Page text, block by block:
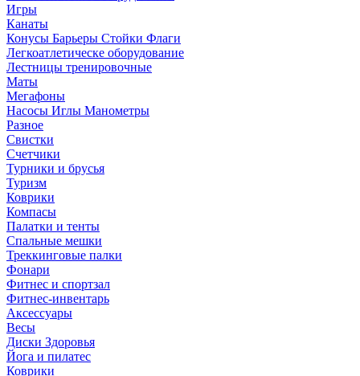
Игры
Канаты
Конусы Барьеры Стойки Флаги
Легкоатлетическе оборудование
Лестницы тренировочные
Маты
Мегафоны
Насосы Иглы Манометры
Разное
Свистки
Счетчики
Турники и брусья
Туризм
Коврики
Компасы
Палатки и тенты
Спальные мешки
Треккинговые палки
Фонари
Фитнес и спортзал
Фитнес-инвентарь
Аксессуары
Весы
Диски Здоровья
Йога и пилатес
Коврики